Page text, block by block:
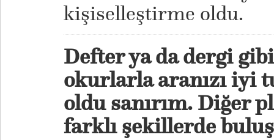
kişiselleştirme oldu.
Defter ya da dergi
okurlarla aranızı iyi
oldu sanırım. Diğer
farklı şekillerde